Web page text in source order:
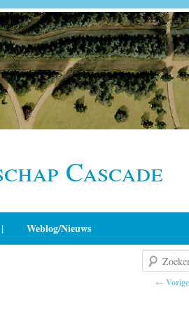
Cascade
| Weblog/Nieuws
← Vorige